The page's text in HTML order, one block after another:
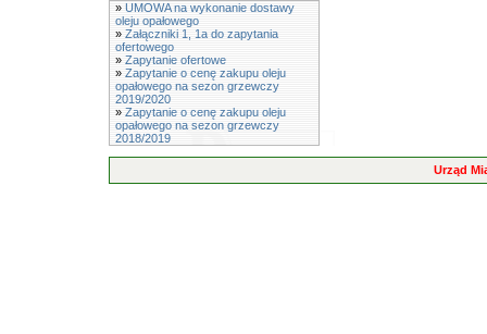
» UMOWA na wykonanie dostawy
oleju opałowego
» Załączniki 1, 1a do zapytania
ofertowego
» Zapytanie ofertowe
» Zapytanie o cenę zakupu oleju
opałowego na sezon grzewczy
2019/2020
» Zapytanie o cenę zakupu oleju
opałowego na sezon grzewczy
2018/2019
Urząd